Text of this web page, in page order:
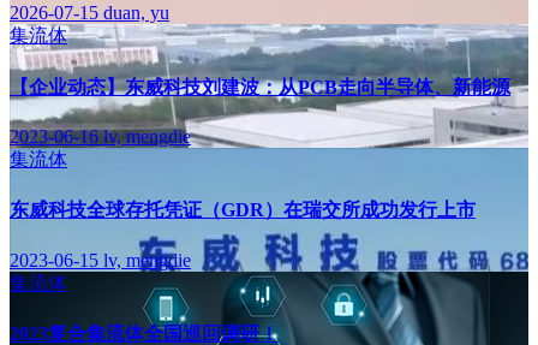
2026-07-15 duan, yu
集流体
【企业动态】东威科技刘建波：从PCB走向半导体、新能源
2023-06-16lv, mengdie
集流体
东威科技全球存托凭证（GDR）在瑞交所成功发行上市
2023-06-15 lv, mengdie
集流体
2023复合集流体全国巡回调研！